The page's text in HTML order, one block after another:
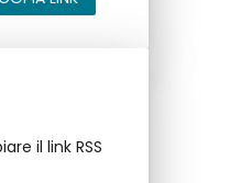
il link RSS